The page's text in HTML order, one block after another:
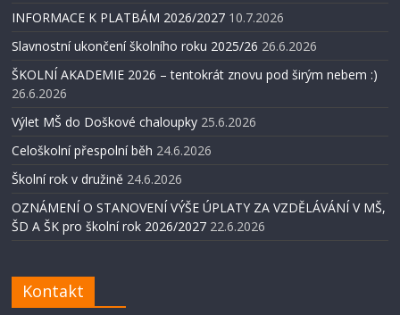
INFORMACE K PLATBÁM 2026/2027 10.7.2026
Slavnostní ukončení školního roku 2025/26 26.6.2026
ŠKOLNÍ AKADEMIE 2026 – tentokrát znovu pod širým nebem :)
26.6.2026
Výlet MŠ do Doškové chaloupky 25.6.2026
Celoškolní přespolní běh 24.6.2026
Školní rok v družině 24.6.2026
OZNÁMENÍ O STANOVENÍ VÝŠE ÚPLATY ZA VZDĚLÁVÁNÍ V MŠ,
ŠD A ŠK pro školní rok 2026/2027 22.6.2026
Kontakt